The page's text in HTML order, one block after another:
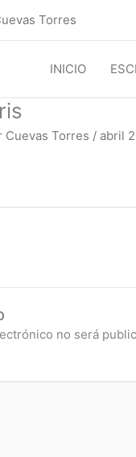
INICIO
Cuevas Torres / abril
no será